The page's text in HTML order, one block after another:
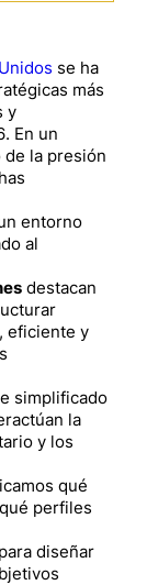
se ha
más
y
En un
la presión
entorno
al
destacan
eficiente y
simplificado
la
y los
qué
perfiles
diseñar